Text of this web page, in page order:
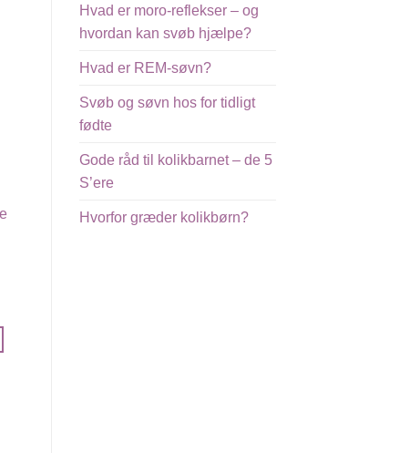
Hvad er moro-reflekser – og
hvordan kan svøb hjælpe?
Hvad er REM-søvn?
Svøb og søvn hos for tidligt
fødte
Gode råd til kolikbarnet – de 5
S’ere
Hvorfor græder kolikbørn?